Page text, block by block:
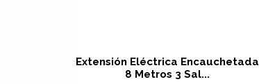
Extensión Eléctrica Encauchetada
8 Metros 3 Sal...